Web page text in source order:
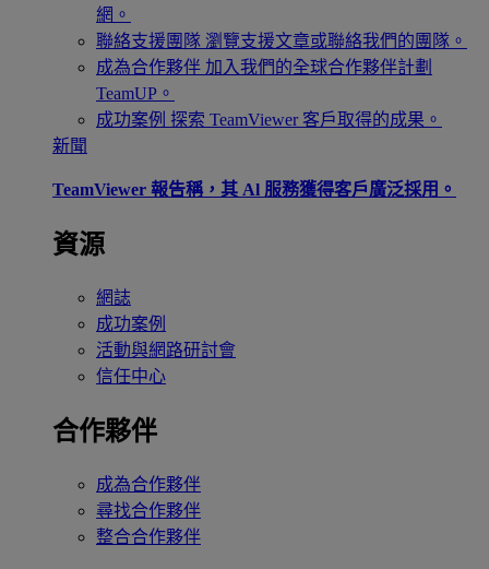
網。
聯絡支援團隊 瀏覽支援文章或聯絡我們的團隊。
成為合作夥伴 加入我們的全球合作夥伴計劃
TeamUP。
成功案例 探索 TeamViewer 客戶取得的成果。
新聞
TeamViewer 報告稱，其 Al 服務獲得客戶廣泛採用。
資源
網誌
成功案例
活動與網路研討會
信任中心
合作夥伴
成為合作夥伴
尋找合作夥伴
整合合作夥伴